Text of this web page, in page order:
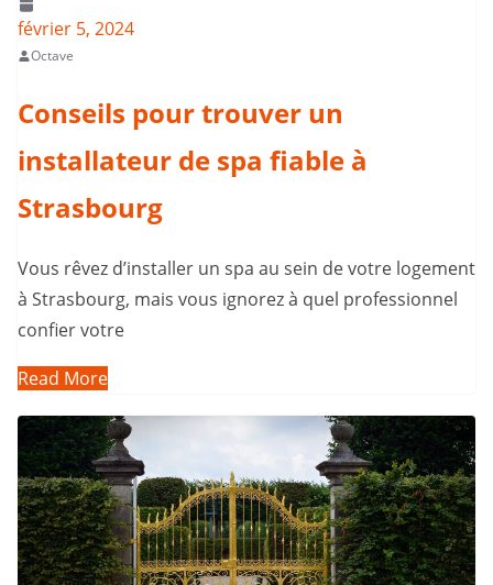
février 5, 2024
Octave
Conseils pour trouver un
installateur de spa fiable à
Strasbourg
Vous rêvez d’installer un spa au sein de votre logement
à Strasbourg, mais vous ignorez à quel professionnel
confier votre
Read More